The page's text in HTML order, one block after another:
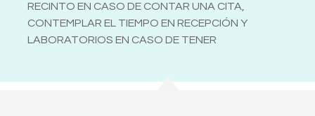
RECINTO EN CASO DE CONTAR UNA CITA,
CONTEMPLAR EL TIEMPO EN RECEPCIÓN Y
LABORATORIOS EN CASO DE TENER